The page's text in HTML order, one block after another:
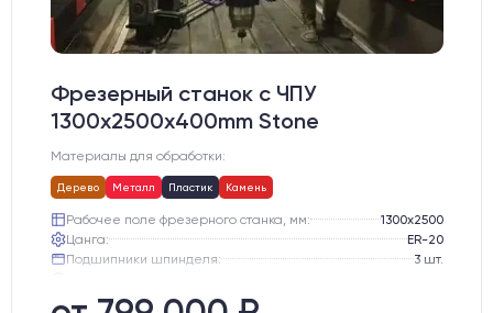
Фрезерный станок с ЧПУ
1300x2500x400mm Stone
Материалы для обработки:
Дерево Металл Пластик Камень
Рабочее поле фрезерного станка, мм:
1300х2500
Цанга:
ER-20
Подшипники шпинделя:
3 шт.
Стол: